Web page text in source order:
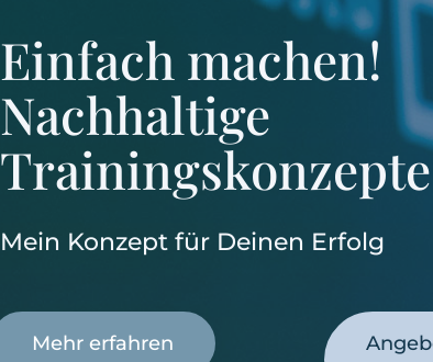
Einfach machen!
Nachhaltige
Mein Konzept für Deinen Erfolg
Mehr erfahren